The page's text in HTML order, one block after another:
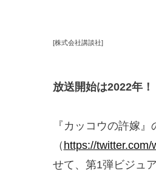
[株式会社講談社]
放送開始は2022年
『カッコウの許嫁
（ https://twitter.com/
せて、第1弾ビジュ